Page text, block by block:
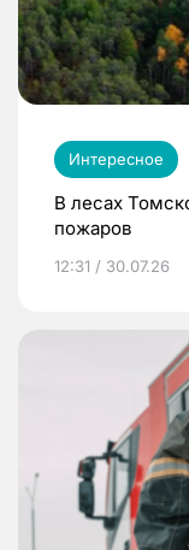
Интересное
В лесах
пожаров
12:31 / 30.07.26